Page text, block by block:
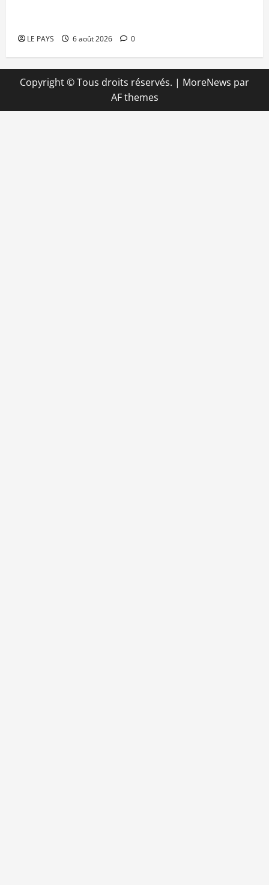
LE PAYS 6 août 2026 0
Copyright © Tous droits réservés. | MoreNews par
AF themes